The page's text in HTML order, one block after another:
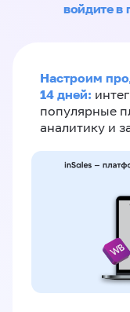
войдите в
Настроим
14 дней:
популярные
аналитику и